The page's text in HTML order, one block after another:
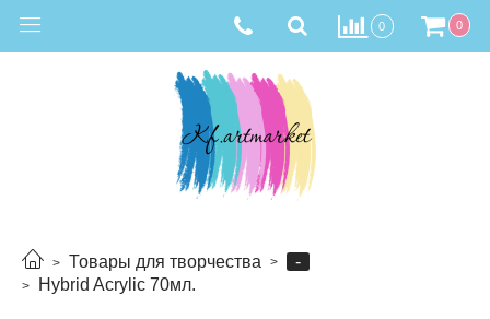
0 0
Товары для творчества
-
Hybrid Acrylic 70мл.